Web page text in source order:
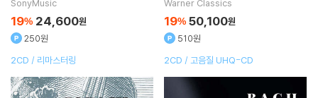
SonyMusic
19% 24,600원
250원
2CD / 리마스터링
Warner Classics
19% 50,100원
510원
2CD / 고음질 UHQ-CD